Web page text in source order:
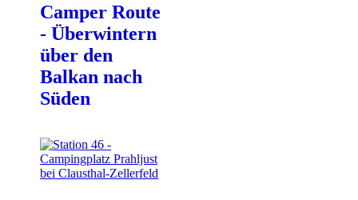
Camper Route
- Überwintern
über den
Balkan nach
Süden